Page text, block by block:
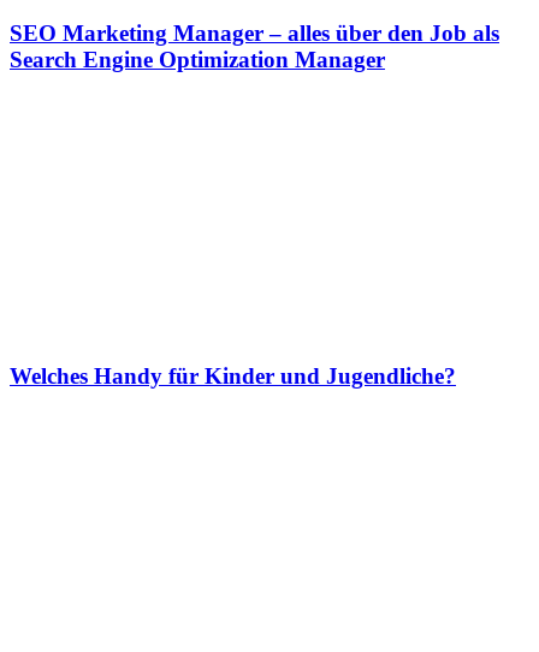
SEO Marketing Manager – alles über den Job als
Search Engine Optimization Manager
Welches Handy für Kinder und Jugendliche?